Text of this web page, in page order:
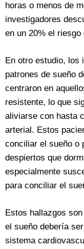
horas o menos de
investigadores
en un 20% el
En otro estudio, los
patrones de sueño
centraron en
resistente, lo que
aliviarse con hasta
arterial. Estos
conciliar el sueño o
despiertos que
especialmente
para conciliar el
Estos hallazgos
el sueño debería
sistema